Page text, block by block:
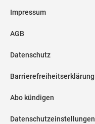
Impressum
AGB
Datenschutz
Barrierefreiheitserklärung
Abo kündigen
Datenschutzeinstellungen